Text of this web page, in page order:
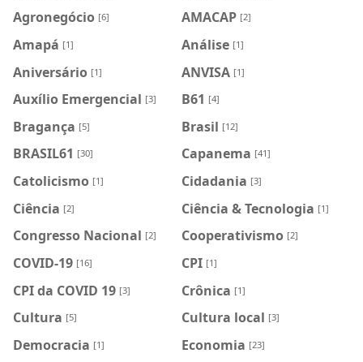
Agronegócio [6] AMACAP [2]
Amapá [1] Análise [1]
Aniversário [1] ANVISA [1]
Auxílio Emergencial [3] B61 [4]
Bragança [5] Brasil [12]
BRASIL61 [30] Capanema [41]
Catolicismo [1] Cidadania [3]
Ciência [2] Ciência & Tecnologia [1]
Congresso Nacional [2] Cooperativismo [2]
COVID-19 [16] CPI [1]
CPI da COVID 19 [3] Crônica [1]
Cultura [5] Cultura local [3]
Democracia [1] Economia [23]